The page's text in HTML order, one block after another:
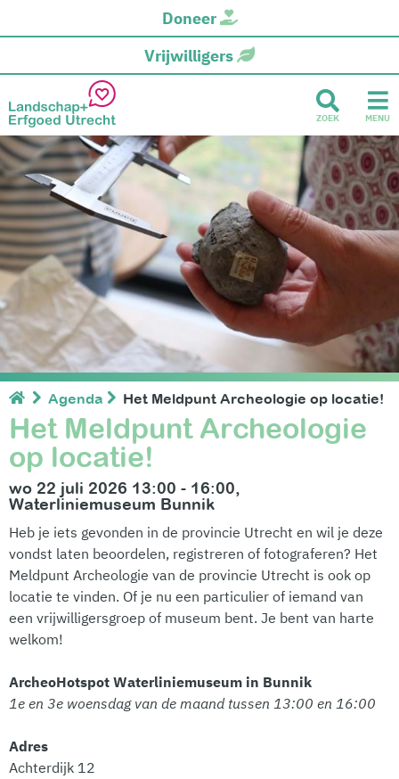
Doneer
Vrijwilligers
ZOEK MENU
Agenda Het Meldpunt Archeologie op locatie!
Het Meldpunt Archeologie
op locatie!
wo 22 juli 2026 13:00 - 16:00,
Waterliniemuseum Bunnik
Heb je iets gevonden in de provincie Utrecht en wil je deze
vondst laten beoordelen, registreren of fotograferen? Het
Meldpunt Archeologie van de provincie Utrecht is ook op
locatie te vinden. Of je nu een particulier of iemand van
een vrijwilligersgroep of museum bent. Je bent van harte
welkom!
ArcheoHotspot Waterliniemuseum in Bunnik
1e en 3e woensdag van de maand tussen 13:00 en 16:00
Adres
Achterdijk 12